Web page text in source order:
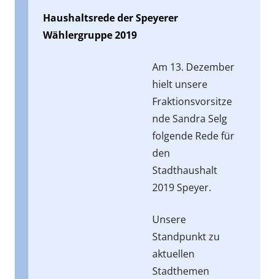
Haushaltsrede der Speyerer
Wählergruppe 2019
Am 13. Dezember
hielt unsere
Fraktionsvorsitze
nde Sandra Selg
folgende Rede für
den
Stadthaushalt
2019 Speyer.
Unsere
Standpunkt zu
aktuellen
Stadthemen